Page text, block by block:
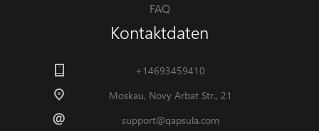
FAQ
Kontaktdaten
+14693459410
Moskau, Novy Arbat Str., 21
support@qapsula.com